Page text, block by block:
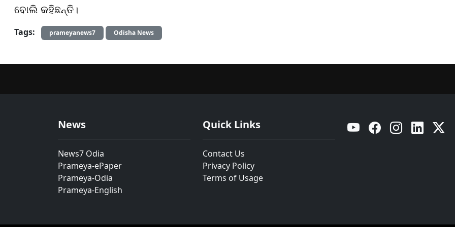
ବୋଲି କହିଛନ୍ତି।
Tags:
prameyanews7 Odisha News
News
News7 Odia
Prameya-ePaper
Prameya-Odia
Prameya-English
Quick Links
Contact Us
Privacy Policy
Terms of Usage
YouTube Facebook Instagram